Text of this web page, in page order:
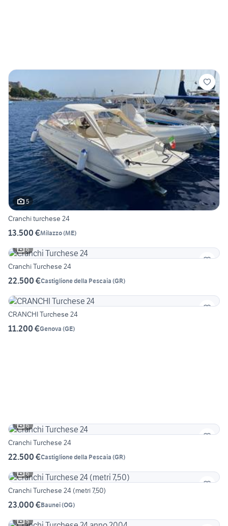
5
Cranchi turchese 24
13.500 €Milazzo(ME)
6
Cranchi Turchese 24
22.500 €Castiglione della Pescaia (GR)
CRANCHI Turchese 24
11.200 €Genova (GE)
6
Cranchi Turchese 24
22.500 €Castiglione della Pescaia (GR)
6
Cranchi Turchese 24 (metri 7,50)
23.000 €Baunei(OG)
5